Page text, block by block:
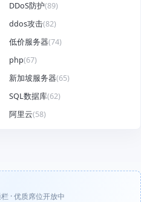
DDoS防护(89)
ddos攻击(82)
低价服务器(74)
php(67)
新加坡服务器(65)
SQL数据库(62)
阿里云(58)
· 优质席位开放中